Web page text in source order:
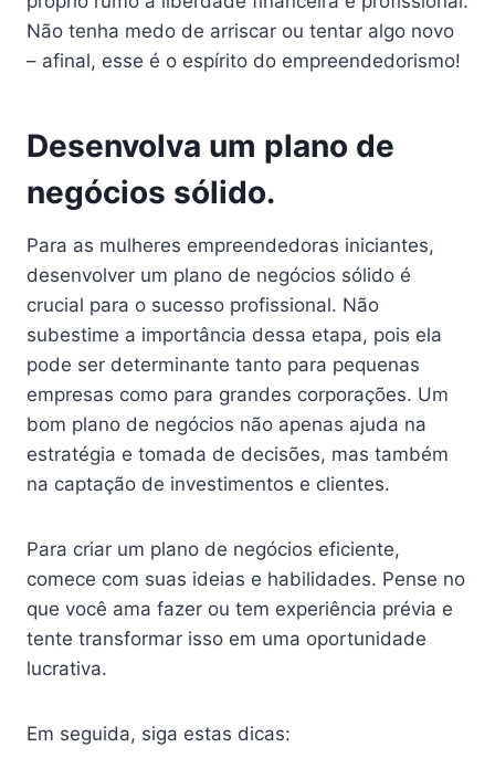
Não tenha medo de arriscar ou tentar algo novo
– afinal, esse é o espírito do empreendedorismo!
Desenvolva um plano de
negócios sólido.
Para as mulheres empreendedoras iniciantes,
desenvolver um plano de negócios sólido é
crucial para o sucesso profissional. Não
subestime a importância dessa etapa, pois ela
pode ser determinante tanto para pequenas
empresas como para grandes corporações. Um
bom plano de negócios não apenas ajuda na
estratégia e tomada de decisões, mas também
na captação de investimentos e clientes.
Para criar um plano de negócios eficiente,
comece com suas ideias e habilidades. Pense no
que você ama fazer ou tem experiência prévia e
tente transformar isso em uma oportunidade
lucrativa.
Em seguida, siga estas dicas: